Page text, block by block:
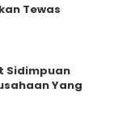
Tewas
Sidimpuan
Yang